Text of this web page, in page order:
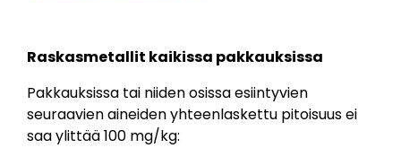
Raskasmetallit kaikissa pakkauksissa
Pakkauksissa tai niiden osissa esiintyvien
seuraavien aineiden yhteenlaskettu pitoisuus ei
saa ylittää 100 mg/kg: